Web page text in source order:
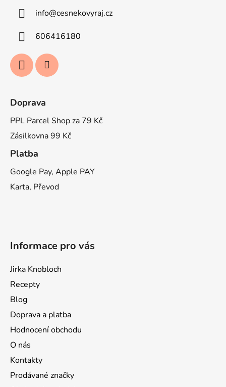
info@cesnekovyraj.cz
606416180
Doprava
PPL Parcel Shop za 79 Kč
Zásilkovna 99 Kč
Platba
Google Pay, Apple PAY
Karta, Převod
Informace pro vás
Jirka Knobloch
Recepty
Blog
Doprava a platba
Hodnocení obchodu
O nás
Kontakty
Prodávané značky